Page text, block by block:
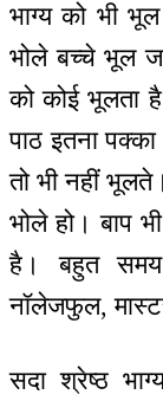
भाग्य को भी
भोले बच्चे भूल
को कोई भूलता
पाठ इतना
तो भी नहीं
भोले हो। बाप
है। बहुत
नॉलेजफुल,
सदा श्रेष्ठ